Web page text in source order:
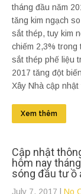
tháng đầu năm
tăng kim ngạch
sắt thép, tuy kim
chiếm 2,3% trong
sắt thép phế liệu
2017 tăng đột
Xây Nhà cập
Xem thêm
Cập nhật
hôm nay
sóng đầu tư ồ
July 7, 2017 No